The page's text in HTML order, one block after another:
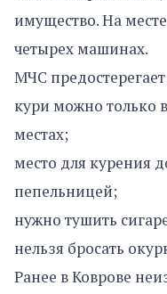
имущество. На
четырех машинах.
МЧС
кури можно только
местах;
место для курения
пепельницей;
нужно тушить
нельзя бросать
Ранее в Коврове